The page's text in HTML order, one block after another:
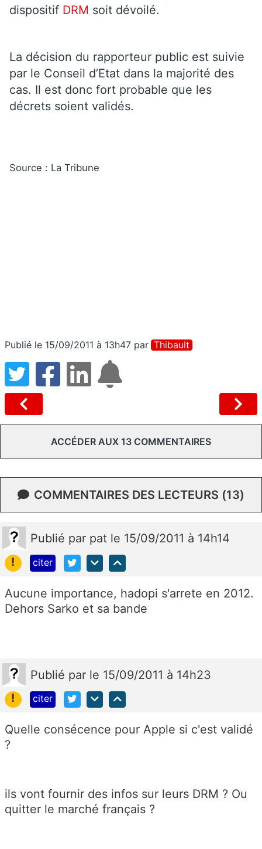
dispositif DRM soit dévoilé.
La décision du rapporteur public est suivie
par le Conseil d’Etat dans la majorité des
cas. Il est donc fort probable que les
décrets soient validés.
Source : La Tribune
Publié le 15/09/2011 à 13h47 par Thibault
ACCÉDER AUX 13 COMMENTAIRES
COMMENTAIRES DES LECTEURS (13)
Publié par pat le 15/09/2011 à 14h14
!
citer
Aucune importance, hadopi s'arrete en 2012.
Dehors Sarko et sa bande
Publié par le 15/09/2011 à 14h23
!
citer
Quelle consécence pour Apple si c'est validé
?
ils vont fournir des infos sur leurs DRM ? Ou
quitter le marché français ?